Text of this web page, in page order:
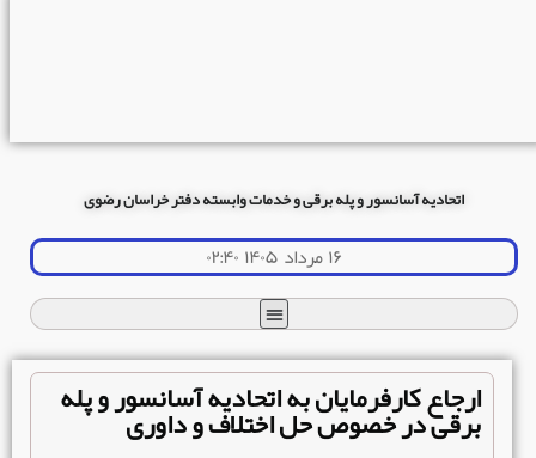
اتحادیه آسانسور و پله برقی و خدمات وابسته دفتر خراسان رضوی
۱۶ مرداد ۱۴۰۵ ۰۲:۴۰
ارجاع کارفرمایان به اتحادیه آسانسور و پله
برقی در خصوص حل اختلاف و داوری